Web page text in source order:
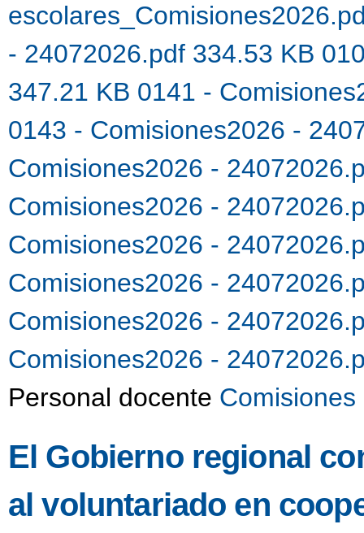
- 24072026.pdf 334.53 KB
347.21 KB 0141 -
0143 - Comisiones2026 -
Comisiones2026 -
Comisiones2026 -
Comisiones2026 -
Comisiones2026 -
Comisiones2026 -
Comisiones2026 -
Personal docente
El Gobierno regional
al voluntariado en